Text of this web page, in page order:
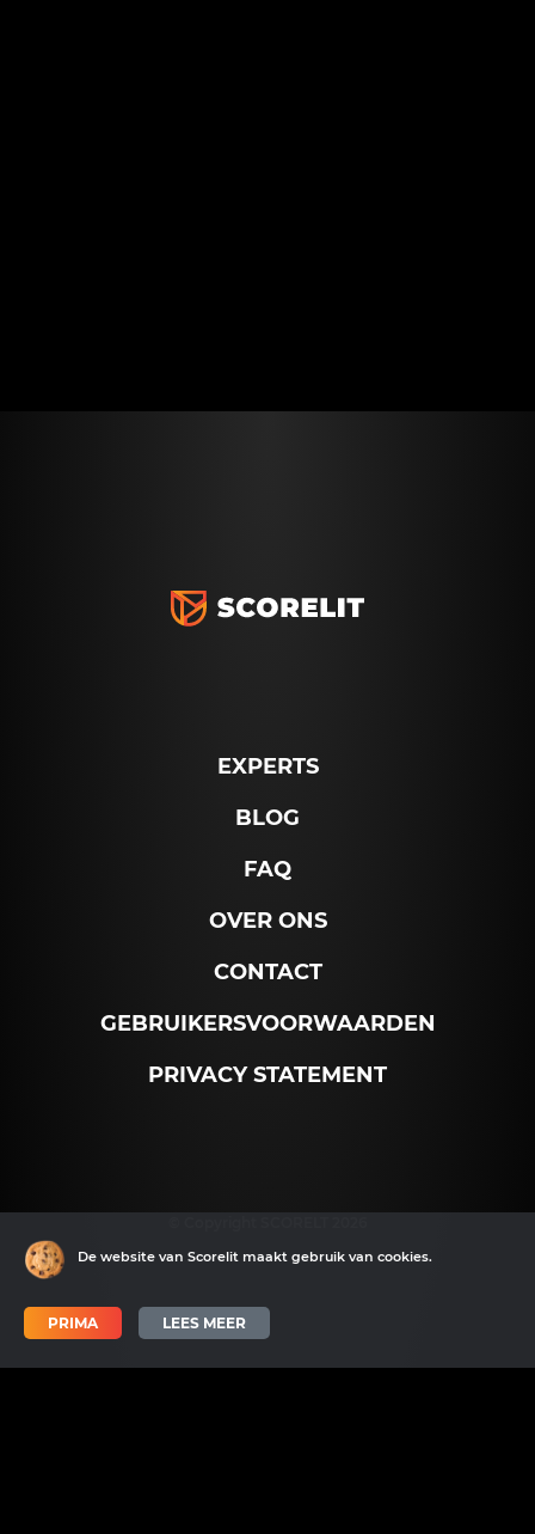
EXPERTS
BLOG
FAQ
OVER ONS
CONTACT
GEBRUIKERSVOORWAARDEN
PRIVACY STATEMENT
De website van Scorelit maakt gebruik van cookies.
PRIMA LEES MEER